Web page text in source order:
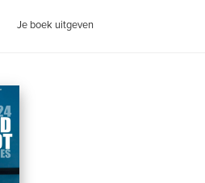
Je boek uitgeven